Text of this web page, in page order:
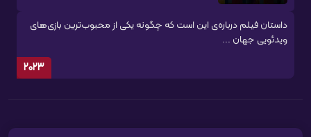
داستان فیلم درباره‌ی این است که چگونه یکی از محبوب‌ترین بازی‌های
ویدئویی جهان ...
2023